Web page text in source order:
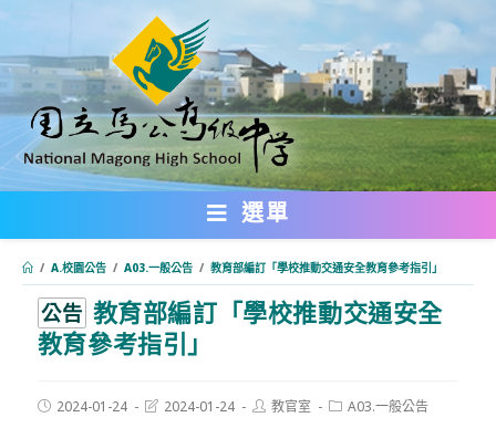
轉
主
要
內
選單
/ A.校園公告 / A03.一般公告 / 教育部編訂「學校推動交通安全教育參考指引」
公告 教育部編訂「學校推動交通安全
教育參考指引」
Post2024-01-24
Post2024-01-24
Post教官室
PostA03.一般公告